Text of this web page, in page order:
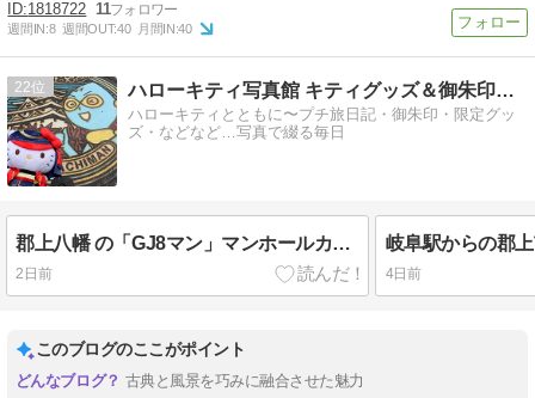
1818722 11
週間IN:8 週間OUT:40 月間IN:40
22 ハローキティ写真館 キティグッズ＆御朱印集めのプチ旅日記
ハローキティとともに〜プチ旅日記・御朱印・限定グッ
ズ・などなど…写真で綴る毎日
郡上八幡 の「GJ8マン」マンホールカード & 町並み
2日前
岐阜駅からの郡
4日前
このブログのここがポイント
古典と風景を巧みに融合させた魅力